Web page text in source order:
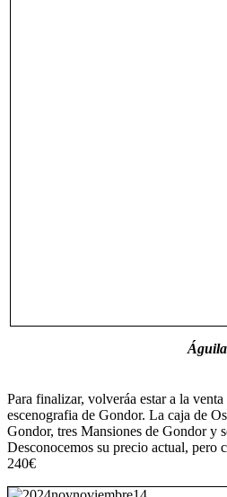
Para finalizar, volveráa estar a la
escenografia de Gondor. La caja de
Gondor, tres Mansiones de Gondor y
Desconocemos su precio actual, pero
240€